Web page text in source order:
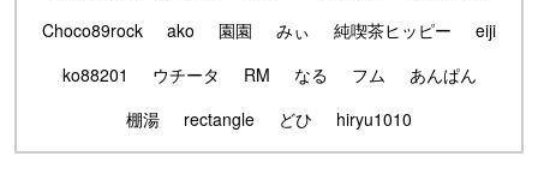
Choco89rock
ako 園園 みぃ 純喫茶ヒッピー
eiji
ko88201
ウチータ RM なる フム
あんぱん
棚湯
rectangle どひ hiryu1010